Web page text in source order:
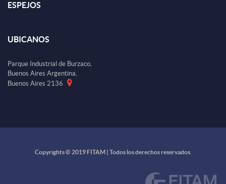
ESPEJOS
UBICANOS
Parque Industrial de Burzaco,
Buenos Aires Argentina,
Buenos Aires 2136
Copyrights © 2019 FITAM | Todos los derechos reservados.